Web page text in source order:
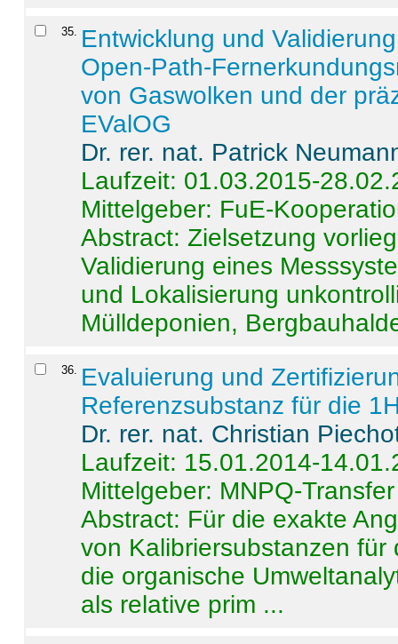
35. Entwicklung und
Open-Path-
von Gaswolken und der
EValOG
Dr. rer. nat. Patrick
Laufzeit: 01.03.2015-
Mittelgeber: FuE-
Abstract:Zielsetzung
Validierung eines
und Lokalisierung
Mülldeponien,
36. Evaluierung und
Referenzsubstanz für die
Dr. rer. nat. Christian
Laufzeit: 15.01.2014-
Mittelgeber: MNPQ-Transfer
Abstract: Für die exakte
von Kalibriersubstanzen
die organische
als relative prim ...